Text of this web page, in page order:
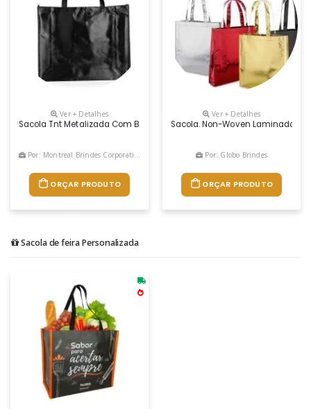
Ver + Detalhes
Sacola Tnt Metalizada Com Botão. Confeccionado Em Tnt Com
Por: Montreal Brindes Corporativos
ORÇAR PRODUTO
Ver + Detalhes
Sacola. Non-Woven Laminado
Por: Globo Brindes
ORÇAR PRODUTO
Sacola de feira Personalizada